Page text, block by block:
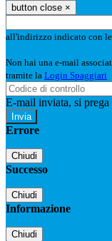
button close ×
all'indirizzo indicato con
Non hai una e-mail
tramite la Login Spaggiari
E-mail inviata, si
Errore
Chiudi
Successo
Chiudi
Informazione
Chiudi